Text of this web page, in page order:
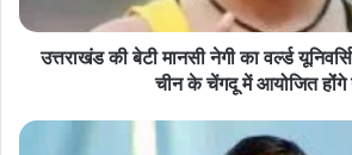
गेम्स
चीन
उत्तराखंड की बेटी मानसी नेगी का वर्ल्ड
चीन के चेंगदू में आयोजित होंंगे
मुख्यमंत्री